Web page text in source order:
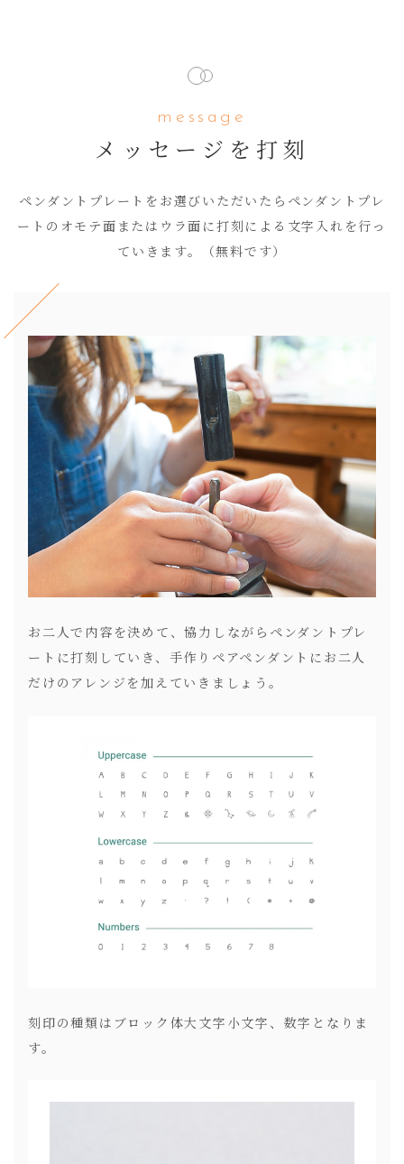
message
メッセージを打刻
ペンダントプレートをお選びいただいたらペンダントプレ
ートのオモテ面またはウラ面に打刻による文字入れを行っ
ていきます。（無料です）
お二人で内容を決めて、協力しながらペンダントプレ
ートに打刻していき、手作りペアペンダントにお二人
だけのアレンジを加えていきましょう。
刻印の種類はブロック体大文字小文字、数字となりま
す。